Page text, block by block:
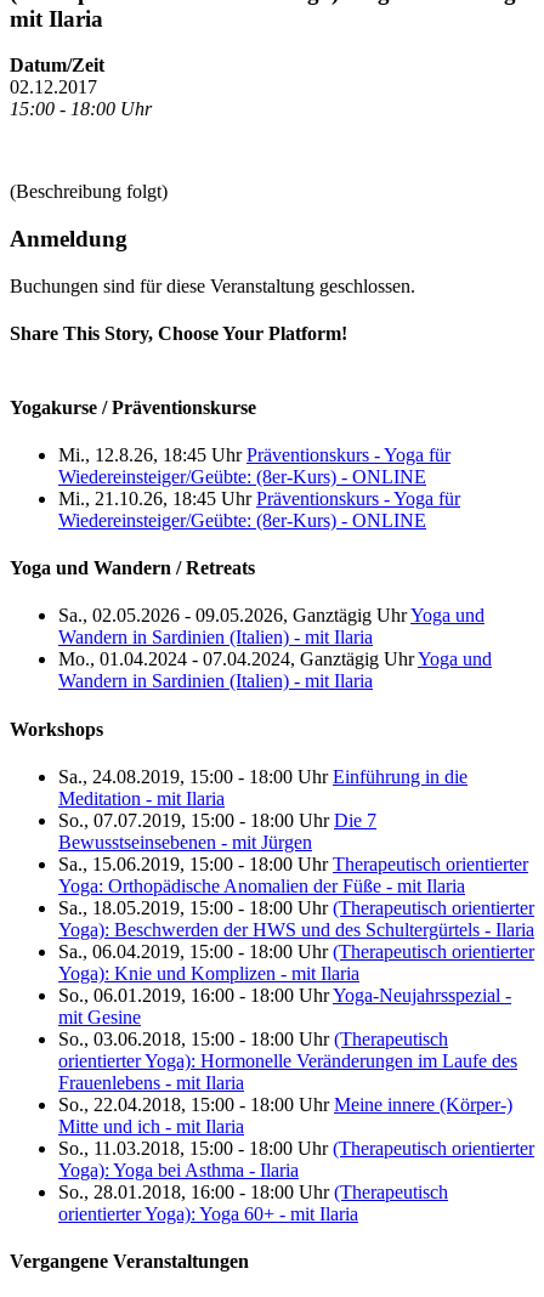
mit Ilaria
Datum/Zeit
02.12.2017
15:00 - 18:00 Uhr
(Beschreibung folgt)
Anmeldung
Buchungen sind für diese Veranstaltung geschlossen.
Share This Story, Choose Your Platform!
Mail
Yogakurse / Präventionskurse
Mi., 12.8.26, 18:45 UhrPräventionskurs - Yoga für
Wiedereinsteiger/Geübte: (8er-Kurs) - ONLINE
Mi., 21.10.26, 18:45 UhrPräventionskurs - Yoga für
Wiedereinsteiger/Geübte: (8er-Kurs) - ONLINE
Yoga und Wandern / Retreats
Sa., 02.05.2026 - 09.05.2026, Ganztägig UhrYoga und
Wandern in Sardinien (Italien) - mit Ilaria
Mo., 01.04.2024 - 07.04.2024, Ganztägig UhrYoga und
Wandern in Sardinien (Italien) - mit Ilaria
Workshops
Sa., 24.08.2019, 15:00 - 18:00 UhrEinführung in die
Meditation - mit Ilaria
So., 07.07.2019, 15:00 - 18:00 UhrDie 7
Bewusstseinsebenen - mit Jürgen
Sa., 15.06.2019, 15:00 - 18:00 UhrTherapeutisch orientierter
Yoga: Orthopädische Anomalien der Füße - mit Ilaria
Sa., 18.05.2019, 15:00 - 18:00 Uhr(Therapeutisch orientierter
Yoga): Beschwerden der HWS und des Schultergürtels - Ilaria
Sa., 06.04.2019, 15:00 - 18:00 Uhr(Therapeutisch orientierter
Yoga): Knie und Komplizen - mit Ilaria
So., 06.01.2019, 16:00 - 18:00 UhrYoga-Neujahrsspezial -
mit Gesine
So., 03.06.2018, 15:00 - 18:00 Uhr(Therapeutisch
orientierter Yoga): Hormonelle Veränderungen im Laufe des
Frauenlebens - mit Ilaria
So., 22.04.2018, 15:00 - 18:00 UhrMeine innere (Körper-)
Mitte und ich - mit Ilaria
So., 11.03.2018, 15:00 - 18:00 Uhr(Therapeutisch orientierter
Yoga): Yoga bei Asthma - Ilaria
So., 28.01.2018, 16:00 - 18:00 Uhr(Therapeutisch
orientierter Yoga): Yoga 60+ - mit Ilaria
Vergangene Veranstaltungen